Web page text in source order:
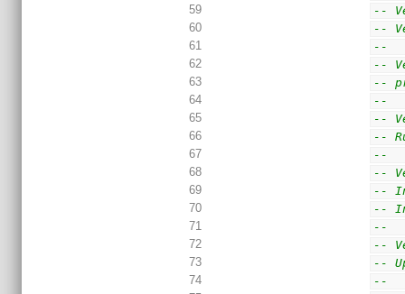
59
--
60
--
61
--
62
--
63
--
64
--
65
--
66
--
67
--
68
--
69
--
70
--
71
--
72
--
73
--
74
--